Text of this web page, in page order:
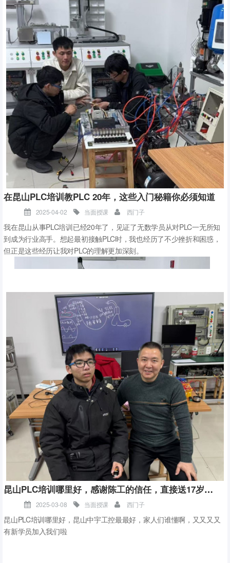
在昆山PLC培训教PLC 20年，这些入门秘籍你必须知道
2025-04-02 当面授课 西门子
我在昆山从事PLC培训已经20年了，见证了无数学员从对PLC一无所知
到成为行业高手。想起最初接触PLC时，我也经历了不少挫折和困惑，
但正是这些经历让我对PLC的理解更加深刻。
在这20年的教学过程中，我总结了一些PLC基础入门的关键要点，希
望能对想要学习PLC的朋友们有所帮助。
【PLC基础入门教程】
了解PLC的基本概念：PLC（可编程逻辑控制器）是一种专门为工业环
境应用而设计的数字运算操作电子系统。它采用一种可编程的存储
器，在其内部存储执行逻辑运算、顺序控制、定时、计数和算术运算
昆山PLC培训哪里好，感谢陈工的信任，直接送17岁的儿子来学PLC
2025-03-08 当面授课 西门子
昆山PLC培训哪里好，昆山中宇工控最最好，家人们谁懂啊，又又又又
有新学员加入我们啦